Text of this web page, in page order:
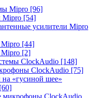
Mipro [96]
[54]
усилители Mipro
Mipro [44]
Mipro [2]
ClockAudio [148]
ClockAudio [75]
«гусиной шее»
[60]
микрофоны ClockAudio